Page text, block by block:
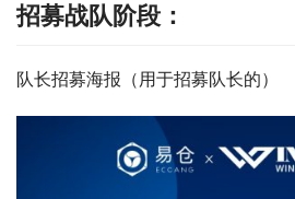
招募战队阶段：
队长招募海报（用于招募队长的）